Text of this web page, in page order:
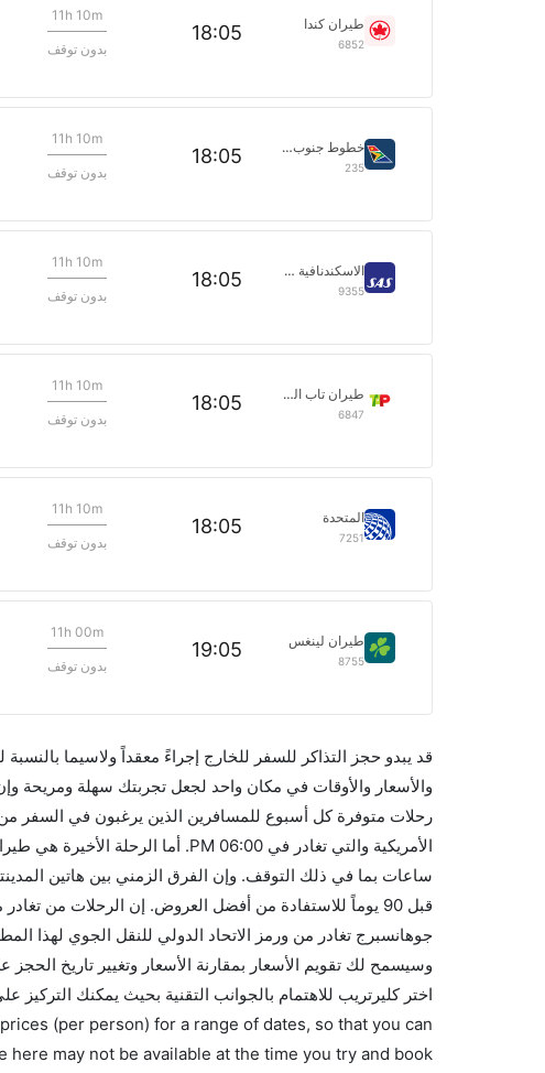
طيران كندا
6852
18:05
11h 10m
بدون توقف
خطوط جنوب أفريقيا
235
18:05
11h 10m
بدون توقف
الاسكندنافية ساس
9355
18:05
11h 10m
بدون توقف
طيران تاب البرتغال
6847
18:05
11h 10m
بدون توقف
المتحدة
7251
18:05
11h 10m
بدون توقف
طيران لينغس
8755
19:05
11h 00m
بدون توقف
قد يبدو حجز التذاكر للسفر للخارج إجراءً معقداً ولاسيما
رحلات متوفرة كل أسبوع للمسافرين الذين يرغبون في السفر
اختر كليرتريب للاهتمام بالجوانب التقنية بحيث يمكنك التركيز
(per person) for a range of dates, so that you can
may not be available at the time you try and book.